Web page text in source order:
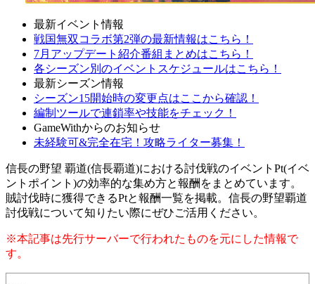
最新イベント情報
戦国無双コラボ第2弾の最新情報はこちら！
7月アップデート紹介番組まとめはこちら！
各シーズン別のイベントスケジュールはこちら！
最新シーズン情報
シーズン15開始時の変更点はここから確認！
編制ツールで連鎖率や技能をチェック！
GameWithからのお知らせ
未経験可&完全在宅！攻略ライター募集！
信長の野望 覇道(信長覇道)における討伐戦のイベントPt(イベ
ントポイント)の効率的な集め方と報酬をまとめています。
賊討伐時に獲得できるPtと報酬一覧を掲載。信長の野望覇道
討伐戦について知りたい際にぜひご活用ください。
※本記事は先行サーバーで行われたものを元にした情報で
す。